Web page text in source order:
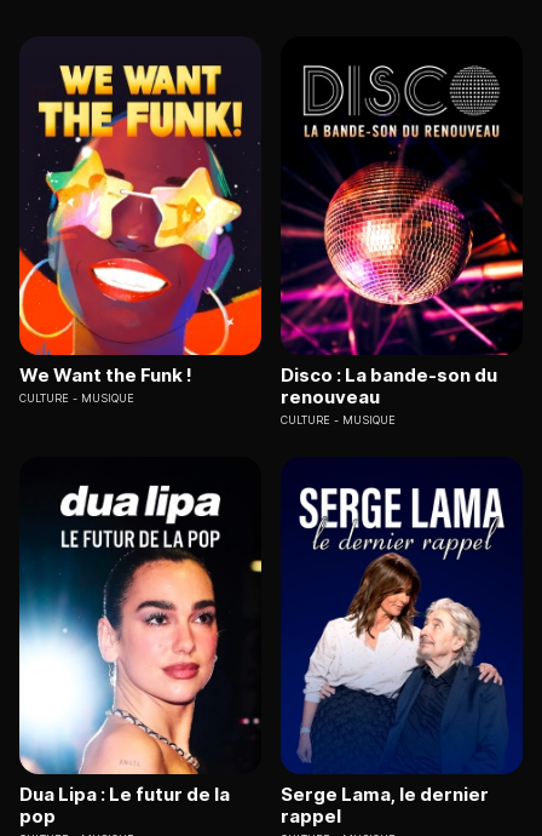
We Want the Funk !
CULTURE MUSIQUE
Disco : La bande-son du
renouveau
CULTURE MUSIQUE
Dua Lipa : Le futur de la
pop
Serge Lama, le dernier
rappel